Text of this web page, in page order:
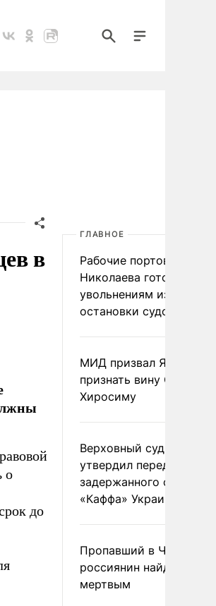
в
о
до
ГЛАВНОЕ
Рабочие портов
Николаева готовятся к
увольнениям из-за
остановки судоходства
МИД призвал Японию
признать вину США за
Хиросиму
Верховный суд Швеции
утвердил передачу
задержанного
«Каффа» Украине
Пропавший в
россиянин найден
мертвым